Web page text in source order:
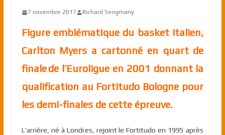
7 novembre 2017 Richard Sengmany
Figure emblématique du basket italien,
Carlton Myers a cartonné en quart de
finalede l’Euroligue en 2001 donnant la
qualification au Fortitudo Bologne pour
les demi-finales de cette épreuve.
L’arrière, né à Londres, rejoint le Fortitudo en 1995 après